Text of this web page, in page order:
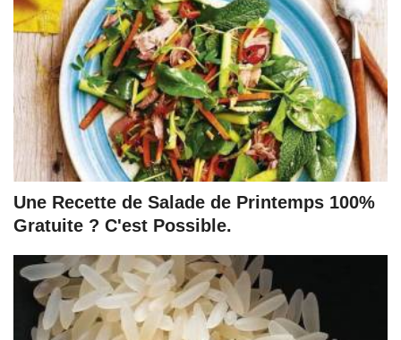
Une Recette de Salade de Printemps 100%
Gratuite ? C'est Possible.